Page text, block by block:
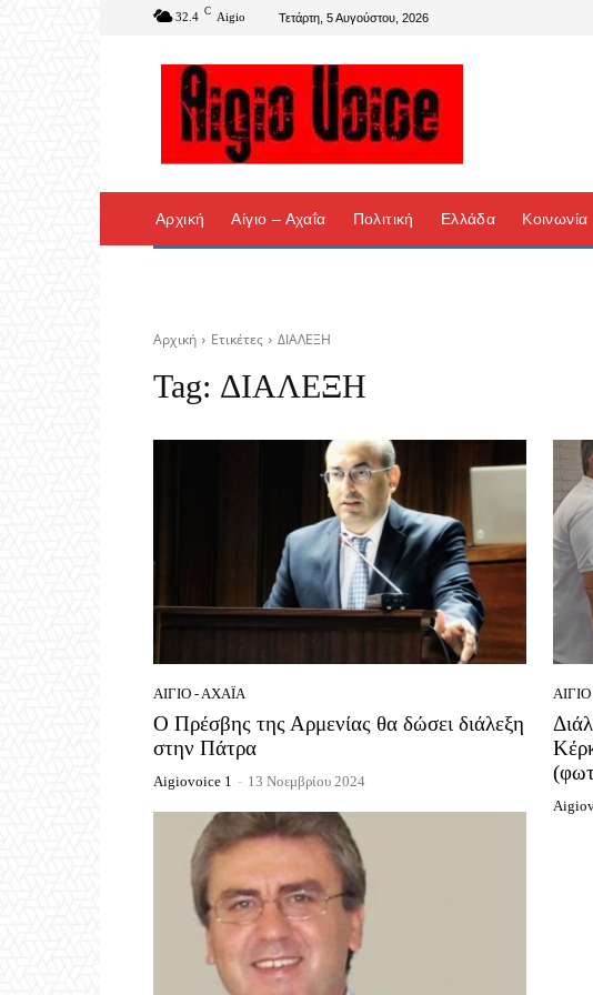
32.4 C Aigio Τετάρτη, 5 Αυγούστου, 2026
Αρχική Αίγιο – Αχαΐα Πολιτική Ελλάδα Κοινωνία
Αρχική Ετικέτες ΔΙΑΛΕΞΗ
Tag: ΔΙΑΛΕΞΗ
ΑΊΓΙΟ - ΑΧΑΪ́Α
Ο Πρέσβης της Αρμενίας θα δώσει διάλεξη
στην Πάτρα
Aigiovoice 1 - 13 Νοεμβρίου 2024